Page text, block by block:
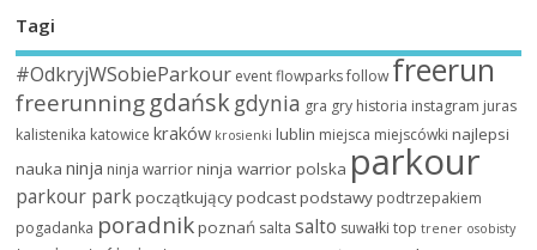
Tagi
#OdkryjWSobieParkour event flowparks followfreerun
freerunninggdańskgdynia gra gry historia instagram juras
kalistenika katowice kraków krosienki lublin miejsca miejscówki najlepsi
nauka ninja ninja warrior ninja warrior polska parkour
parkour parkpoczątkującypodcastpodstawy podtrzepakiem
pogadanka poradnikpoznań salta salto suwałki top trener osobisty